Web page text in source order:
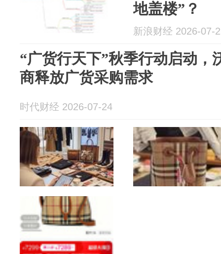
地盖楼”？
新浪财经 2026-07-
“广货行天下”秋季行动启动，
商释放广货采购需求
时代财经 2026-07-24